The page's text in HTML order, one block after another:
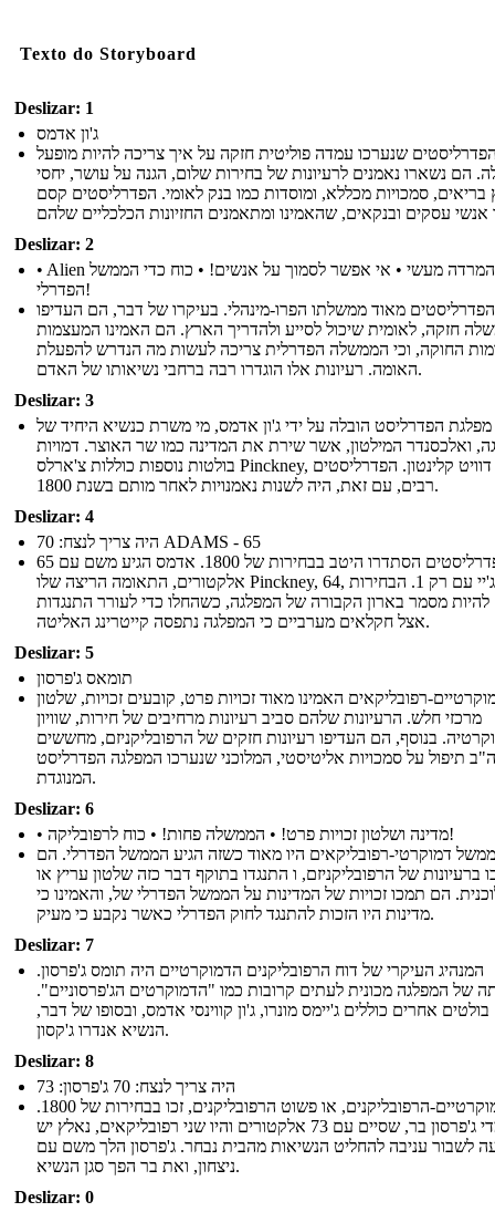
Texto do Storyboard
Deslizar: 1
ג'ון אדמס
שנערכו עמדה פוליטית חזקה על איך צריכה להיות מופעל
הם נשארו נאמנים לרעיונות של בחירות שלום, הגנה על עושר, יחסי
בריאים, סמכויות מכללא, ומוסדות כמו בנק לאומי. הפדרליסטים קסם
Deslizar: 2
• Alien והמרדה מעשי • אי אפשר לסמוך על אנשים! • כוח כדי הממשל
הפדרלי!
הפדרליסטים מאוד ממשלתו הפרו-מינהלי. בעיקרו של דבר, הם העדיפו
חזקה, לאומית שיכול לסייע ולהדריך הארץ. הם האמינו המעצמות
החוקה, וכי הממשלה הפדרלית צריכה לעשות מה הנדרש להפעלת
האומה. רעיונות אלו הוגדרו רבה ברחבי נשיאותו של האדם.
Deslizar: 3
מפלגת הפדרליסט הובלה על ידי ג'ון אדמס, מי משרת כנשיא היחיד של
ואלכסנדר המילטון, אשר שירת את המדינה כמו שר האוצר. דמויות
בולטות נוספות כוללות צ'ארלס Pinckney, ג'ון ג'יי, דוויט קלינטון. הפדרליסטים
רבים, עם זאת, היה לשנות נאמנויות לאחר מותם בשנת 1800.
Deslizar: 4
היה צריך לנצח: 70 ADAMS - 65
הפדרליסטים הסתדרו היטב בבחירות של 1800. אדמס הגיע משם עם 65
אלקטורים, התאומה הריצה שלו Pinckney, 64, וג'ון ג'יי עם רק 1. הבחירות
להיות מסמר בארון הקבורה של המפלגה, כשהחלו כדי לעורר התנגדות
אצל חקלאים מערביים כי המפלגה נתפסה קייטרינג האליטה.
Deslizar: 5
תומאס ג'פרסון
רפובליקאים האמינו מאוד זכויות פרט, קובעים זכויות, שלטון
מרכזי חלש. הרעיונות שלהם סביב רעיונות מרחיבים של חירות, שוויון
בנוסף, הם העדיפו רעיונות חזקים של הרפובליקניזם, מחששים
תיפול על סמכויות אליטיסטי, המלוכני שנערכו המפלגה הפדרליסט
המנוגדת.
Deslizar: 6
• מדינה ושלטון זכויות פרט! • הממשלה פחות! • כוח לרפובליקה!
דמוקרטי-רפובליקאים היו מאוד כשזה הגיע הממשל הפדרלי. הם
ברעיונות של הרפובליקניזם, ו התנגדו בתוקף דבר כזה שלטון עריץ או
הם תמכו זכויות של המדינות על הממשל הפדרלי של, והאמינו כי
מדינות היו הזכות להתנגד לחוק הפדרלי כאשר נקבע כי מעיק.
Deslizar: 7
המנהיג העיקרי של דוח הרפובליקנים הדמוקרטיים היה תומס ג'פרסון.
של המפלגה מכונית לעתים קרובות כמו "הדמוקרטים הג'פרסוניים".
אחרים כוללים ג'יימס מונרו, ג'ון קווינסי אדמס, ובסופו של דבר,
הנשיא אנדרו ג'קסון.
Deslizar: 8
היה צריך לנצח: 70 ג'פרסון: 73
הדמוקרטיים-הרפובליקנים, או פשוט הרפובליקנים, זכו בבחירות של 1800.
מועמדי ג'פרסון בר, שסיים עם 73 אלקטורים והיו שני רפובליקאים, נאלץ יש
לשבור עניבה להחליט הנשיאות מהבית נבחר. ג'פרסון הלך משם עם
ניצחון, ואת בר הפך סגן הנשיא.
Deslizar: 0